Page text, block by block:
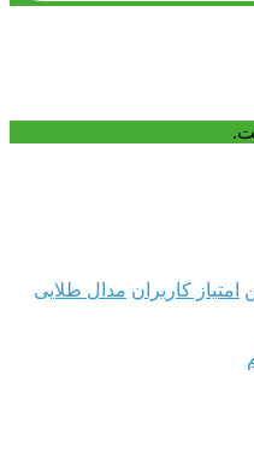
امتیاز کاربران مدال طلایی